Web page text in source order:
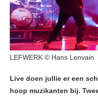
LEFWERK © Hans Lenvain
Live doen jullie er een
hoop muzikanten bij.